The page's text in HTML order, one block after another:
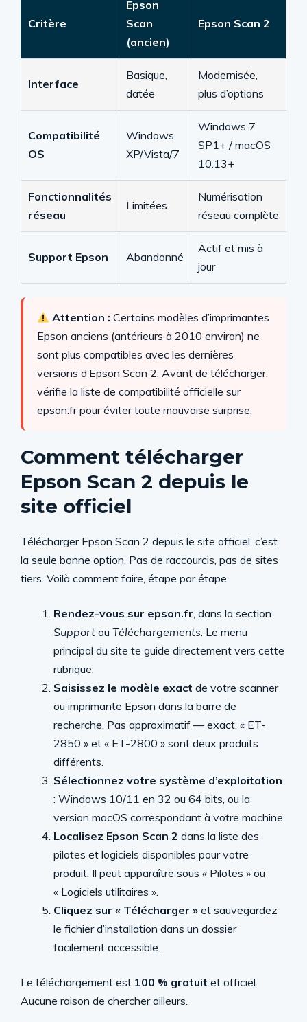
Critère
Epson
Scan
(ancien)
Epson Scan 2
Interface
Basique,
datée
Modernisée,
plus d’options
Compatibilité
OS
Windows
XP/Vista/7
Windows 7
SP1+ / macOS
10.13+
Fonctionnalités
réseau
Limitées
Numérisation
réseau complète
Support Epson Abandonné
Actif et mis à
jour
Attention : Certains modèles d’imprimantes
Epson anciens (antérieurs à 2010 environ) ne
sont plus compatibles avec les dernières
versions d’Epson Scan 2. Avant de télécharger,
vérifie la liste de compatibilité officielle sur
epson.fr pour éviter toute mauvaise surprise.
Comment télécharger
Epson Scan 2 depuis le
site officiel
Télécharger Epson Scan 2 depuis le site officiel, c’est
la seule bonne option. Pas de raccourcis, pas de sites
tiers. Voilà comment faire, étape par étape.
Rendez-vous sur epson.fr, dans la section
Support ou Téléchargements. Le menu
principal du site te guide directement vers cette
rubrique.
Saisissez le modèle exact de votre scanner
ou imprimante Epson dans la barre de
recherche. Pas approximatif — exact. « ET-
2850 » et « ET-2800 » sont deux produits
différents.
Sélectionnez votre système d’exploitation
: Windows 10/11 en 32 ou 64 bits, ou la
version macOS correspondant à votre machine.
Localisez Epson Scan 2 dans la liste des
pilotes et logiciels disponibles pour votre
produit. Il peut apparaître sous « Pilotes » ou
« Logiciels utilitaires ».
Cliquez sur « Télécharger » et sauvegardez
le fichier d’installation dans un dossier
facilement accessible.
Le téléchargement est 100 % gratuit et officiel.
Aucune raison de chercher ailleurs.